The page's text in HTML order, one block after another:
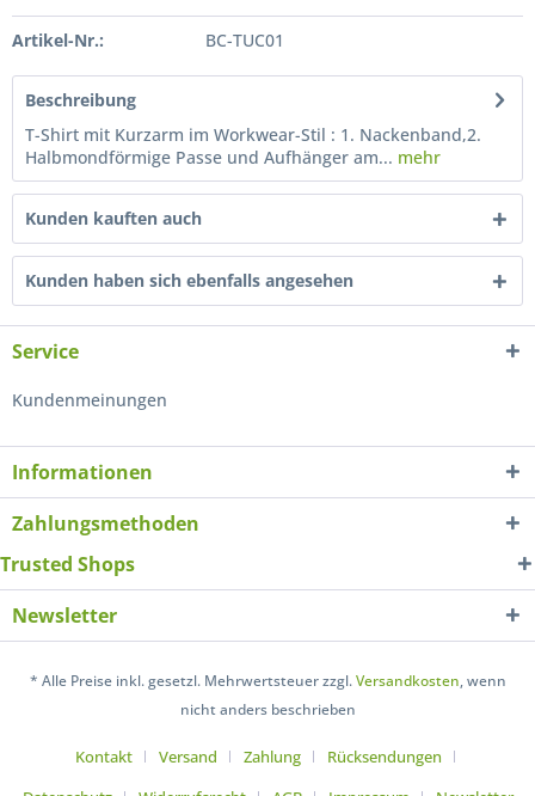
Artikel-Nr.: BC-TUC01
Beschreibung
T-Shirt mit Kurzarm im Workwear-Stil : 1. Nackenband,2.
Halbmondförmige Passe und Aufhänger am... mehr
Kunden kauften auch
Kunden haben sich ebenfalls angesehen
Service
Kundenmeinungen
Informationen
Zahlungsmethoden
Trusted Shops
Newsletter
* Alle Preise inkl. gesetzl. Mehrwertsteuer zzgl.Versandkosten, wenn
nicht anders beschrieben
Kontakt Versand Zahlung
Rücksendungen